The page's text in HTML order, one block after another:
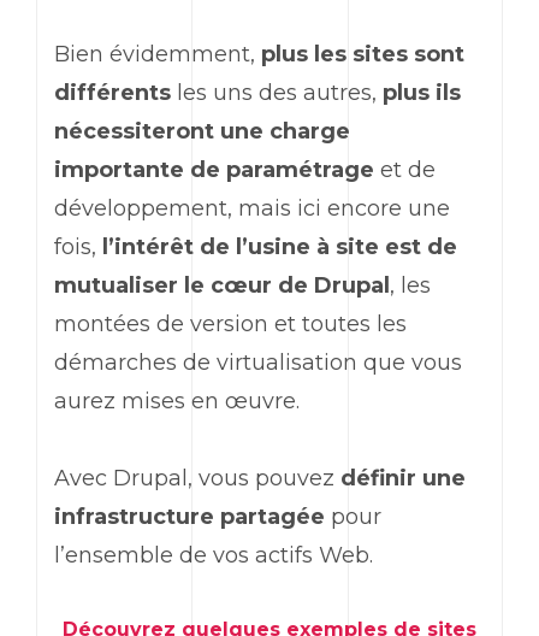
Bien évidemment, plus les sites sont
différents les uns des autres, plus ils
nécessiteront une charge
importante de paramétrage et de
développement, mais ici encore une
fois, l’intérêt de l’usine à site est de
mutualiser le cœur de Drupal, les
montées de version et toutes les
démarches de virtualisation que vous
aurez mises en œuvre.
Avec Drupal, vous pouvez définir une
infrastructure partagée pour
l’ensemble de vos actifs Web.
Découvrez quelques exemples de sites